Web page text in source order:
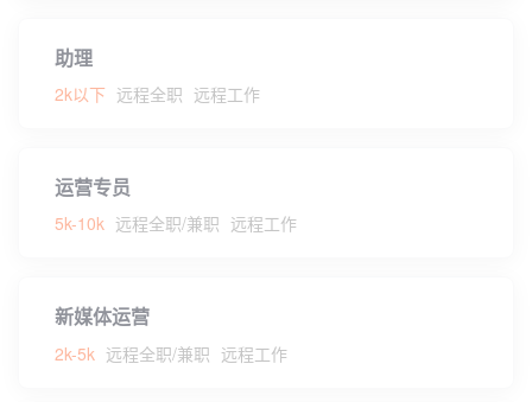
助理
2k以下 远程全职 远程工作
运营专员
5k-10k 远程全职/兼职 远程工作
新媒体运营
2k-5k 远程全职/兼职 远程工作